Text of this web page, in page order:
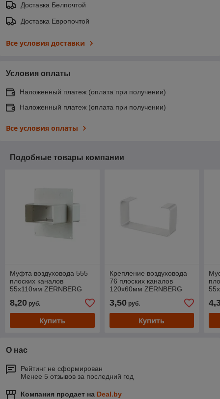
Доставка Белпочтой
Доставка Европочтой
Все условия доставки
Условия оплаты
Наложенный платеж (оплата при получении)
Наложенный платеж (оплата при получении)
Все условия оплаты
Подобные товары компании
Муфта воздуховода 555
плоских каналов
55х110мм ZERNBERG
8,20 руб.
Купить
Крепление воздуховода
76 плоских каналов
120х60мм ZERNBERG
3,50руб.
Купить
О нас
Рейтинг не сформирован
Менее 5 отзывов за последний год
Компания продает на Deal.by